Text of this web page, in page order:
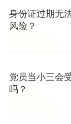
身份证过期无
风险？
党员当小三会
吗？